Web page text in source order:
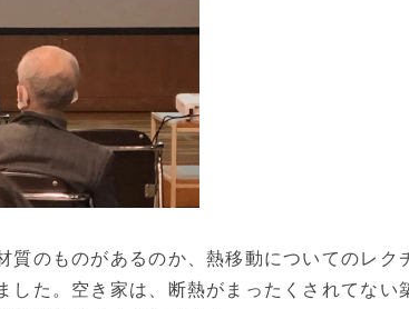
質のものがあるのか、熱移動についてのレク
した。空き家は、断熱がまったくされてない